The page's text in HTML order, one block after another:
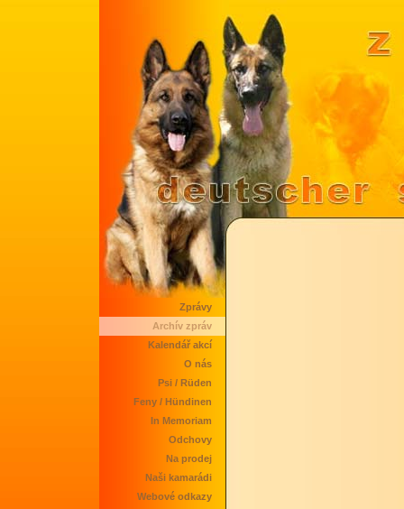
Zprávy
Archív zpráv
Kalendář akcí
O nás
Psi / Rüden
Feny / Hündinen
In Memoriam
Odchovy
Na prodej
Naši kamarádi
Webové odkazy